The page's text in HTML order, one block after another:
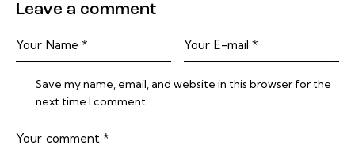
Leave a comment
Save my name, email, and website in this browser for the
next time I comment.